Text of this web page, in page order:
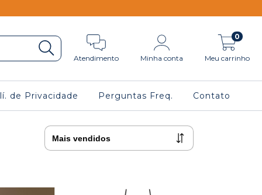
Atendimento Minha conta Meu carrinho
0
de Privacidade Perguntas Freq. Contato